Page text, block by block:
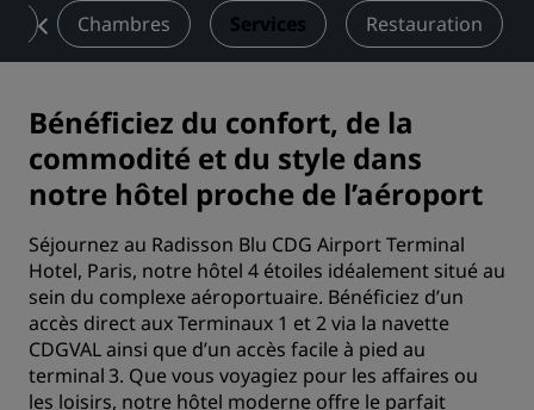
Chambres Services Restauration
Bénéficiez du confort, de la
commodité et du style dans
notre hôtel proche de l’aéroport
Séjournez au Radisson Blu CDG Airport Terminal
Hotel, Paris, notre hôtel 4 étoiles idéalement situé au
sein du complexe aéroportuaire. Bénéficiez d’un
accès direct aux Terminaux 1 et 2 via la navette
CDGVAL ainsi que d’un accès facile à pied au
terminal 3. Que vous voyagiez pour les affaires ou
les loisirs, notre hôtel moderne offre le parfait